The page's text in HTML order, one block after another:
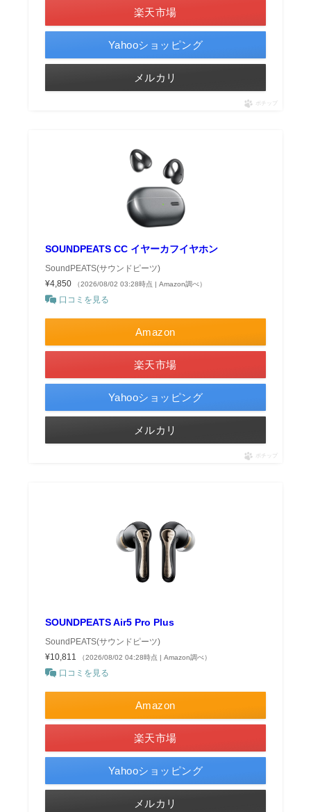
楽天市場
Yahooショッピング
メルカリ
ポチップ
SOUNDPEATS CC イヤーカフイヤホン
SoundPEATS(サウンドピーツ)
¥4,850
（2026/08/02 03:28時点 | Amazon調べ）
口コミを見る
Amazon
楽天市場
Yahooショッピング
メルカリ
ポチップ
SOUNDPEATS Air5 Pro Plus
SoundPEATS(サウンドピーツ)
¥10,811
（2026/08/02 04:28時点 | Amazon調べ）
口コミを見る
Amazon
楽天市場
Yahooショッピング
メルカリ